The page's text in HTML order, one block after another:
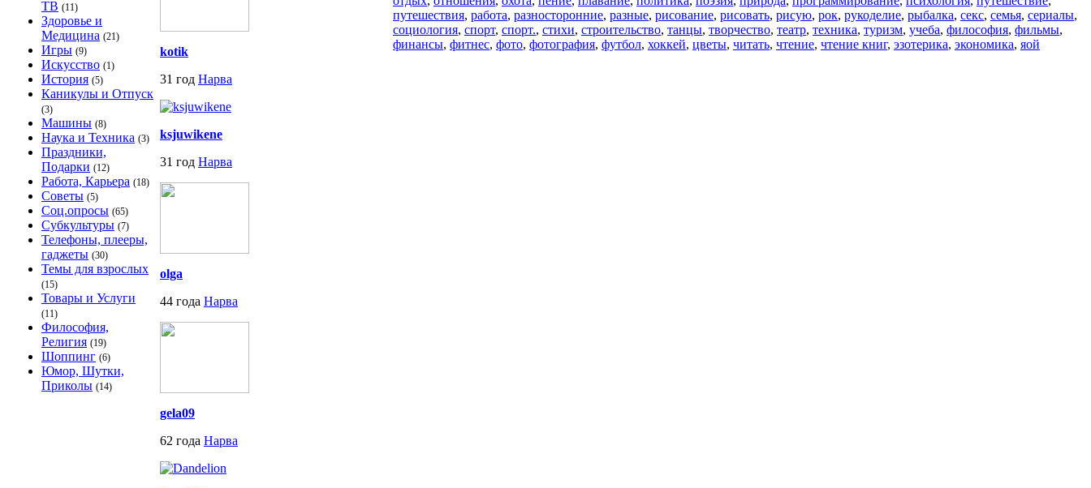
ТВ (11)
Здоровье и
Медицина (21)
Игры (9)
Искусство (1)
История (5)
Каникулы и Отпуск
(3)
Машины (8)
Наука и Техника (3)
Праздники,
Подарки (12)
Работа, Карьера (18)
Советы (5)
Соц.опросы (65)
Субкультуры (7)
Телефоны, плееры,
гаджеты (30)
Темы для взрослых
(15)
Товары и Услуги
(11)
Философия,
Религия (19)
Шоппинг (6)
Юмор, Шутки,
Приколы (14)
kotik
31 год Нарва
ksjuwikene
31 год Нарва
olga
44 года Нарва
gela09
62 года Нарва
путешествия, работа, разносторонние, разные, рисование, рисовать, рисую, рок, рукоделие, рыбалка, секс, семья, сериалы,
социология, спорт, спорт., стихи, строительство, танцы, творчество, театр, техника, туризм, учеба, философия, фильмы,
финансы, фитнес, фото, фотография, футбол, хоккей, цветы, читать, чтение, чтение книг, эзотерика, экономика, яой